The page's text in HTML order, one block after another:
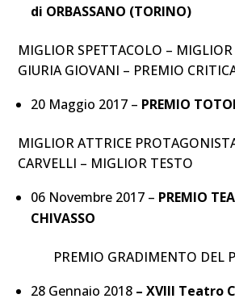
di ORBASSANO (TORINO)
MIGLIOR SPETTACOLO –
GIURIA GIOVANI – PREMIO
20 Maggio 2017 – PREMIO
MIGLIOR ATTRICE
CARVELLI – MIGLIOR TESTO
06 Novembre 2017 – PREMIO
CHIVASSO
PREMIO GRADIMENTO DEL
28 Gennaio 2018 – XVIII Teatro